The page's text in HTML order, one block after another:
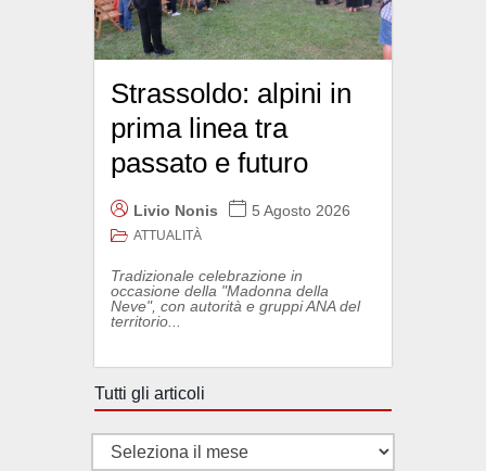
Strassoldo: alpini in
prima linea tra
passato e futuro
Livio Nonis 5 Agosto 2026
ATTUALITÀ
Tradizionale celebrazione in
occasione della "Madonna della
Neve", con autorità e gruppi ANA del
territorio...
Tutti gli articoli
Tutti